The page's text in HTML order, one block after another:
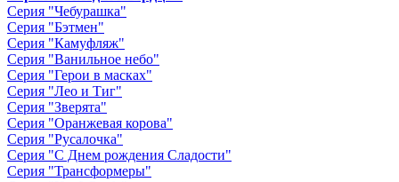
Серия "Чебурашка"
Серия "Бэтмен"
Серия "Камуфляж"
Серия "Ванильное небо"
Серия "Герои в масках"
Серия "Лео и Тиг"
Серия "Зверята"
Серия "Оранжевая корова"
Серия "Русалочка"
Серия "С Днем рождения Сладости"
Серия "Трансформеры"